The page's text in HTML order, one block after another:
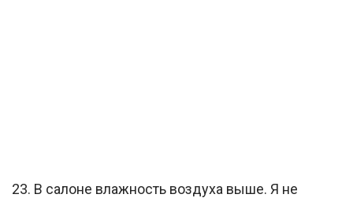
23. В салоне влажность воздуха выше. Я не